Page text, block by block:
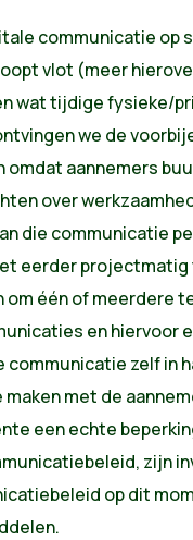
communicatie
vlot (meer
wat tijdige fysieke/
we de
omdat aannemers
over
die communicatie
eerder
om één of meerdere
en hiervoor
communicatie zelf in
met de
een echte
zijn
op dit